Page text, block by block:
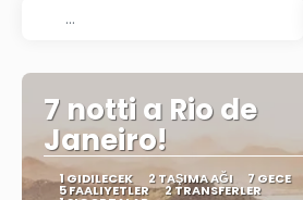
7 notti a Rio de
Janeiro!
1 GIDILECEK 2 TAŞIMA AĞI 7 GECE
5 FAALIYETLER 2 TRANSFERLER